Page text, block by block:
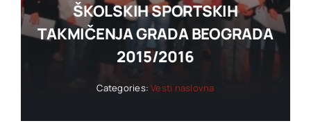
ŠKOLSKIH SPORTSKIH
TAKMIČENJA GRADA BEOGRADA
2015/2016
Categories:Vesti naslovna